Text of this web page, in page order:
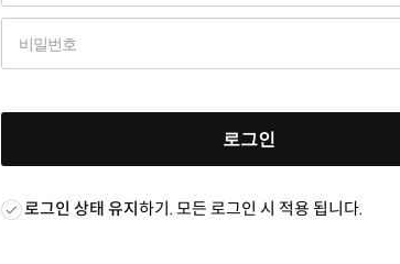
로그인
로그인 상태 유지하기. 모든 로그인 시 적용 됩니다.